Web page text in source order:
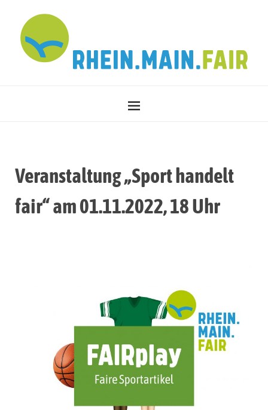
Veranstaltung „Sport handelt
fair“ am 01.11.2022, 18 Uhr